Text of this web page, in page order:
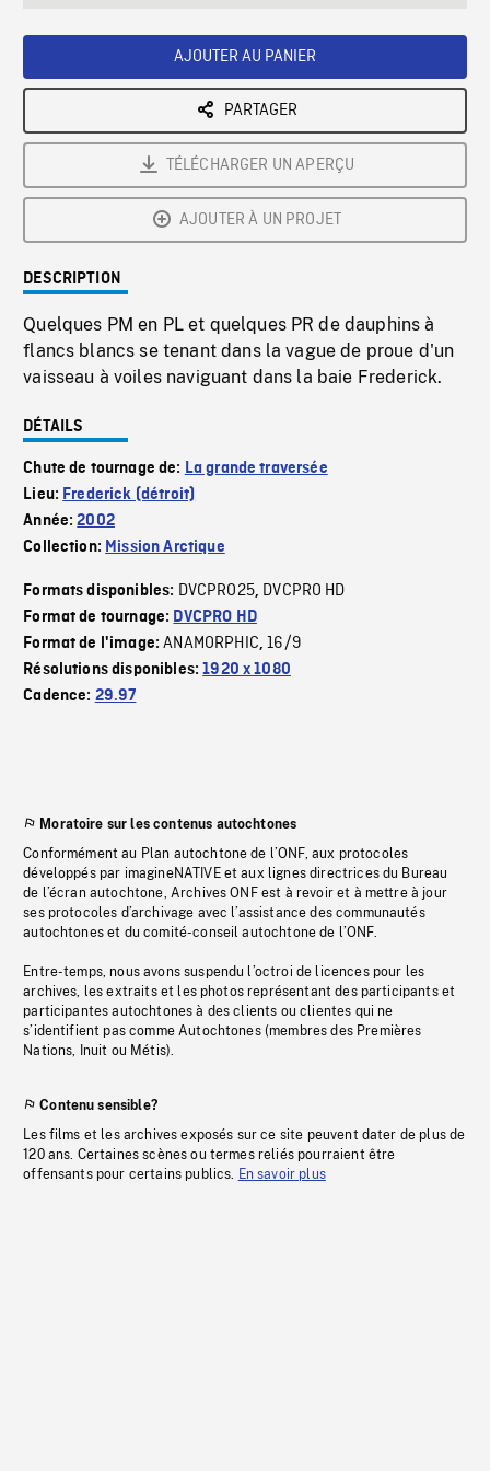
AJOUTER AU PANIER
PARTAGER
TÉLÉCHARGER UN APERÇU
AJOUTER À UN PROJET
DESCRIPTION
Quelques PM en PL et quelques PR de dauphins à
flancs blancs se tenant dans la vague de proue d'un
vaisseau à voiles naviguant dans la baie Frederick.
DÉTAILS
Chute de tournage de: La grande traversée
Lieu: Frederick (détroit)
Année:2002
Collection: Mission Arctique
Formats disponibles: DVCPRO25, DVCPRO HD
Format de tournage: DVCPRO HD
Format de l'image:ANAMORPHIC,16/9
Résolutions disponibles:1920 x 1080
Cadence: 29.97
Moratoire sur les contenus autochtones
Conformément au Plan autochtone de l’ONF, aux protocoles
développés par imagineNATIVE et aux lignes directrices du Bureau
de l’écran autochtone, Archives ONF est à revoir et à mettre à jour
ses protocoles d’archivage avec l’assistance des communautés
autochtones et du comité-conseil autochtone de l’ONF.
Entre-temps, nous avons suspendu l’octroi de licences pour les
archives, les extraits et les photos représentant des participants et
participantes autochtones à des clients ou clientes qui ne
s’identifient pas comme Autochtones (membres des Premières
Nations, Inuit ou Métis).
Contenu sensible?
Les films et les archives exposés sur ce site peuvent dater de plus de
120 ans. Certaines scènes ou termes reliés pourraient être
offensants pour certains publics. En savoir plus